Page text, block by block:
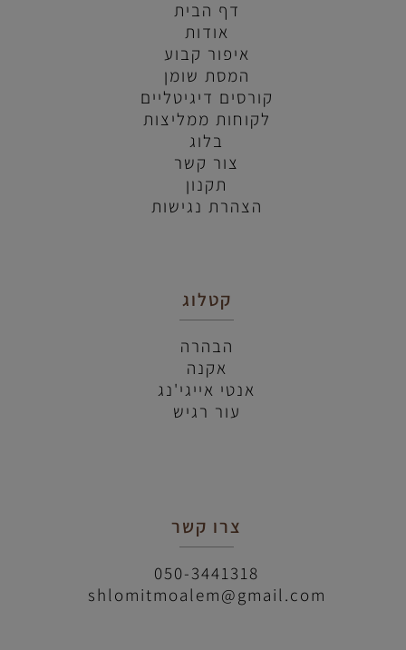
דף הבית
אודות
איפור קבוע
המסת שומן
קורסים דיגיטליים
לקוחות ממליצות
בלוג
צור קשר
תקנון
הצהרת נגישות
קטלוג
הבהרה
אקנה
אנטי אייגי'נג
עור רגיש
צרו קשר
050-3441318
shlomitmoalem@gmail.com